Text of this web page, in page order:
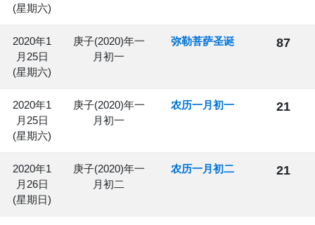
(星期六)
2020年1
月25日
(星期六)
庚子(2020)年一
月初一
弥勒菩萨圣诞 87
2020年1
月25日
(星期六)
庚子(2020)年一
月初一
农历一月初一 21
2020年1
月26日
(星期日)
庚子(2020)年一
月初二
农历一月初二 21